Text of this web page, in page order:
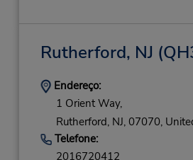
Rutherford, NJ
Endereço:
1 Orient Way,
Rutherford, NJ, 07070,
Telefone:
2016720412